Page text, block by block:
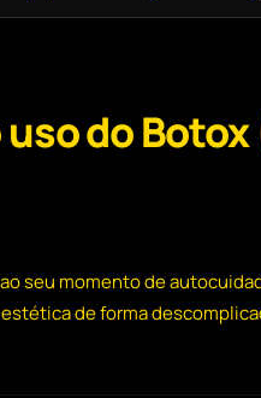
uso do
seu momento de
de forma